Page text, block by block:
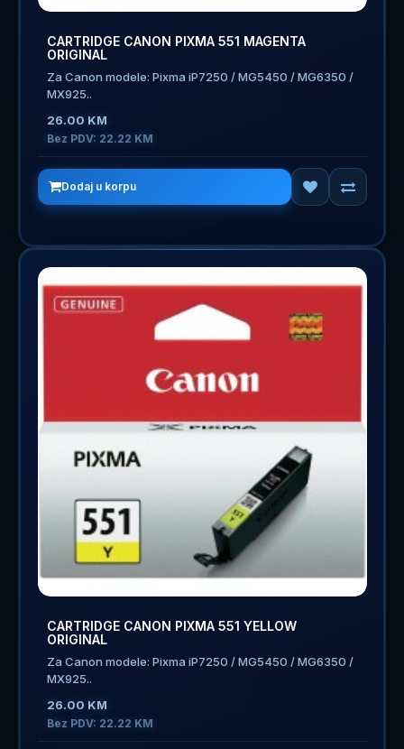
CARTRIDGE CANON PIXMA 551 MAGENTA
ORIGINAL
Za Canon modele: Pixma iP7250 / MG5450 / MG6350 /
MX925..
26.00 KM
Bez PDV: 22.22 KM
Dodaj u korpu
CARTRIDGE CANON PIXMA 551 YELLOW
ORIGINAL
Za Canon modele: Pixma iP7250 / MG5450 / MG6350 /
MX925..
26.00 KM
Bez PDV: 22.22 KM